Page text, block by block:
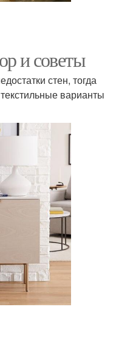
и советы
стен, тогда
варианты